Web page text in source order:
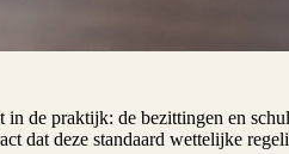
de praktijk: de bezittingen en
dat deze standaard wettelijke